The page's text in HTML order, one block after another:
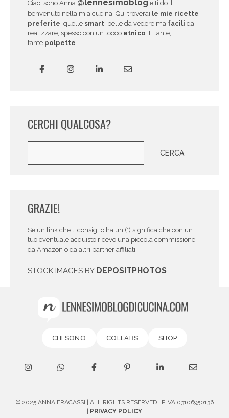
Ciao, sono Anna @lennesimoblog e ti do il
benvenuto nella mia cucina. Qui troverai le mie ricette
preferite , quelle smart , belle da vedere ma facili da
realizzare, spesso con un tocco etnico . E tante,
tante polpette
CERCHI QUALCOSA?
CERCA
GRAZIE!
Se un link che ti consiglio ha un (*) significa che con un
tuo eventuale acquisto ricevo una piccola commissione
da Amazon o da altri partner affiliati.
STOCK IMAGES BY DEPOSITPHOTOS
CHI SONO COLLABS SHOP
© 2025 ANNA FRACASSI | ALL RIGHTS RESERVED | P.IVA 03106950136
| PRIVACY POLICY